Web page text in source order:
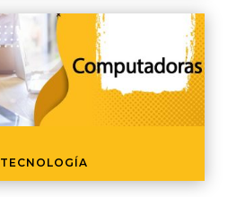
TECNOLOGÍA